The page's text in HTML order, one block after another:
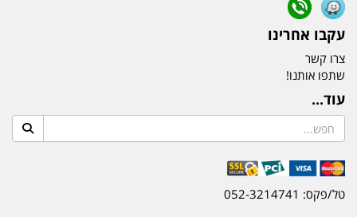
עקבו אחרינו
צרו קשר
שתפו אותנו!
עוד...
טל/פקס: 052-3214741